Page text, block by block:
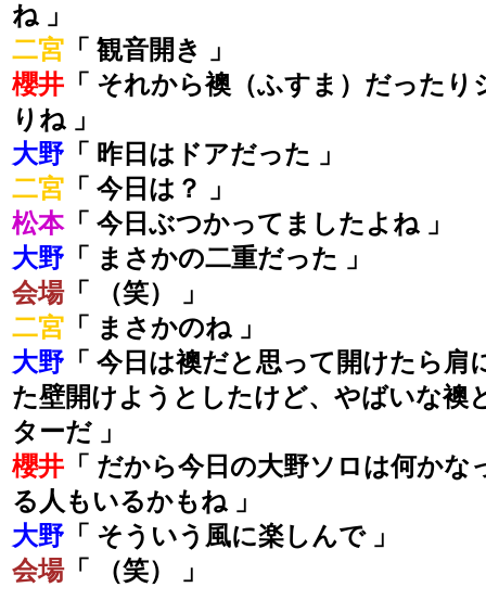
ね 」
二宮 「 観音開き 」
櫻井 「 それから襖（ふすま）だった
りね 」
大野 「 昨日はドアだった 」
二宮 「 今日は？ 」
松本「 今日ぶつかってましたよね 」
大野 「 まさかの二重だった 」
会場「 （笑） 」
二宮 「 まさかのね 」
大野 「 今日は襖だと思って開けたら
た壁開けようとしたけど、やばいな襖
ターだ 」
櫻井 「 だから今日の大野ソロは何か
る人もいるかもね 」
大野 「 そういう風に楽しんで 」
会場「 （笑） 」